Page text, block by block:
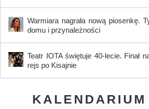
Warmiara nagrała nową piosenkę.
domu i przynależności
Teatr IOTA świętuje 40-lecie. Finał
rejs po Kisajnie